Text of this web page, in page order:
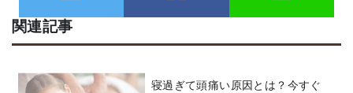
関連記事
寝過ぎて頭痛い原因とは？今すぐ